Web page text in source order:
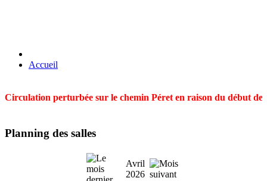
Accueil
Circulation perturbée sur le chemin Péret en raison du début
Planning des salles
Avril
2026